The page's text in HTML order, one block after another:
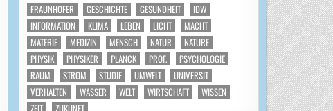
FRAUNHOFER
GESCHICHTE GESUNDHEIT
IDW
INFORMATION
KLIMA LEBEN LICHT
MACHT
MATERIE
MEDIZIN MENSCH NATUR
NATURE
PHYSIK
PHYSIKER PLANCK PROF.
PSYCHOLOGIE
RAUM
STROM STUDIE UMWELT
UNIVERSIT
VERHALTEN
WASSER WELT WIRTSCHAFT
WISSEN
ZEIT
ZUKUNFT